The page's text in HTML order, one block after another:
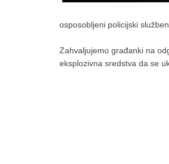
osposobljeni policijski
Zahvaljujemo građanki na
eksplozivna sredstva da se